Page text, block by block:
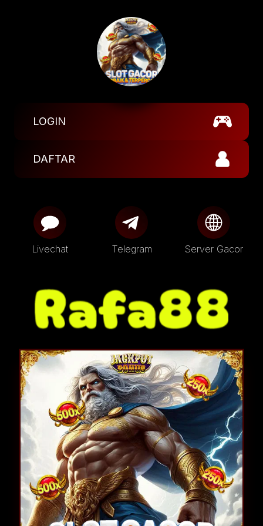
LOGIN
DAFTAR
Livechat Telegram Server Gacor